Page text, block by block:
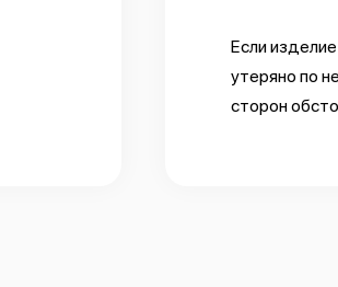
Если
утеряно по
сторон